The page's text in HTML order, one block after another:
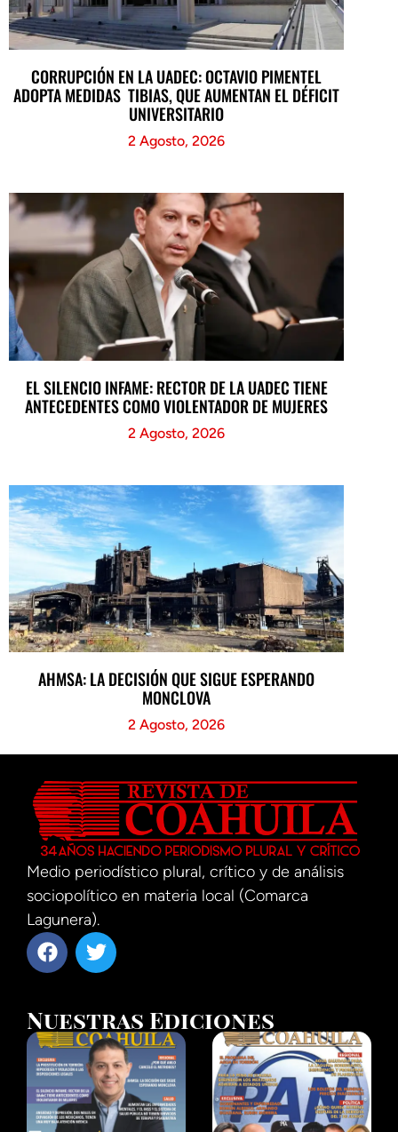
CORRUPCIÓN EN LA UADEC: OCTAVIO PIMENTEL
ADOPTA MEDIDAS TIBIAS, QUE AUMENTAN EL DÉFICIT
UNIVERSITARIO
2 Agosto, 2026
EL SILENCIO INFAME: RECTOR DE LA UADEC TIENE
ANTECEDENTES COMO VIOLENTADOR DE MUJERES
2 Agosto, 2026
AHMSA: LA DECISIÓN QUE SIGUE ESPERANDO
MONCLOVA
2 Agosto, 2026
Medio periodístico plural, crítico y de análisis
sociopolítico en materia local (Comarca
Lagunera).
Nuestras Ediciones